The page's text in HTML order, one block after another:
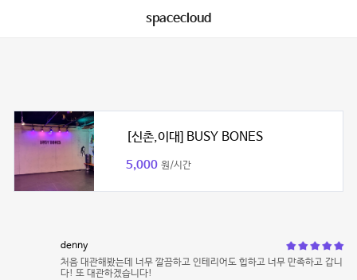
spacecloud
[신촌,이대] BUSY BONES
5,000 원/시간
denny
처음 대관해봤는데 너무 깔끔하고 인테리어도 힙하고 너무 만족하고 갑니
다! 또 대관하겠습니다!